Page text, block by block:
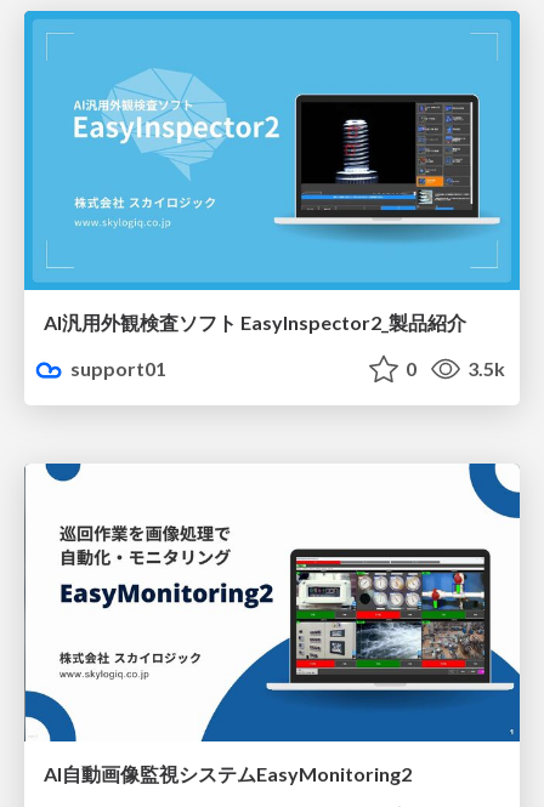
AI汎用外観検査ソフト EasyInspector2_製品紹介
support01
0 3.5k
AI自動画像監視システムEasyMonitoring2